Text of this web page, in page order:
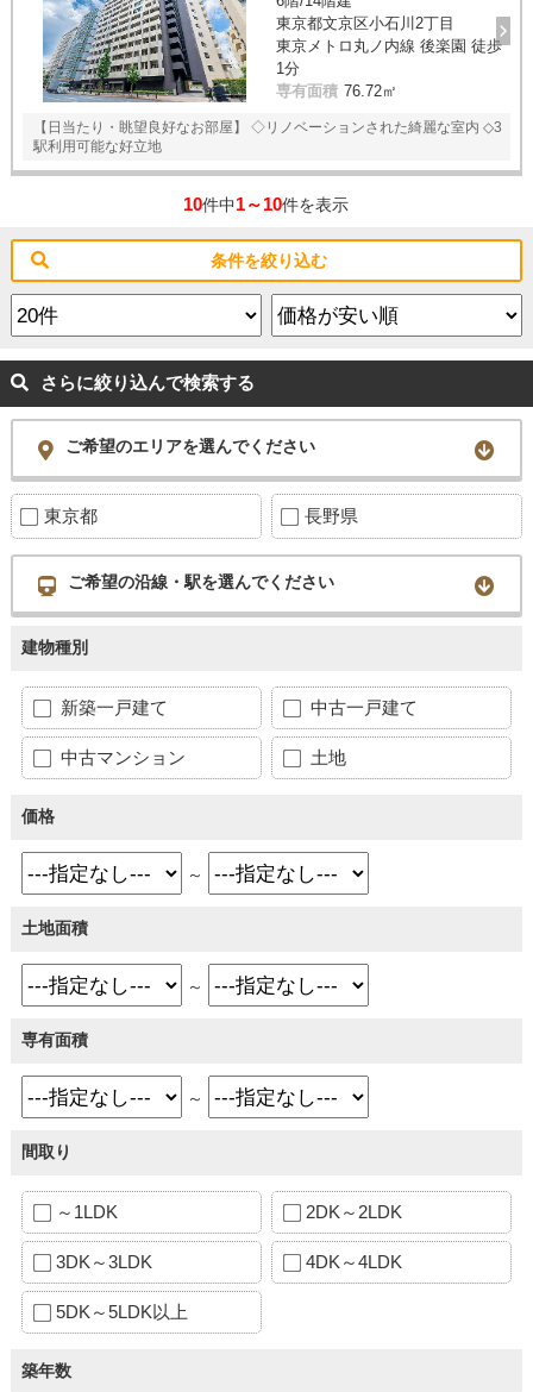
東京都文京区小石川2丁目
東京メトロ丸ノ内線 後楽園 徒歩
1分
専有面積 76.72㎡
【日当たり・眺望良好なお部屋】 ◇リノベーションされた綺麗な室内 ◇3
駅利用可能な好立地
10件中1～10件を表示
条件を絞り込む
さらに絞り込んで検索する
ご希望のエリアを選んでください
東京都 長野県
ご希望の沿線・駅を選んでください
建物種別
新築一戸建て 中古一戸建て
中古マンション 土地
価格
～
土地面積
～
専有面積
～
間取り
～1LDK 2DK～2LDK
3DK～3LDK 4DK～4LDK
5DK～5LDK以上
築年数